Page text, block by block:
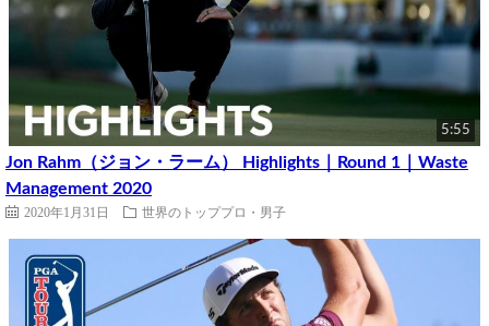
5:55
Jon Rahm（ジョン・ラーム） Highlights｜Round 1｜Waste
Management 2020
2020年1月31日 世界のトッププロ・男子